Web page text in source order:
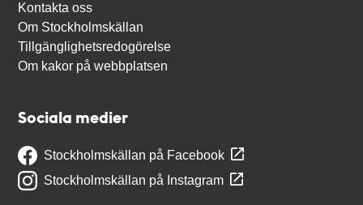
Kontakta oss
Om Stockholmskällan
Tillgänglighetsredogörelse
Om kakor på webbplatsen
Sociala medier
Stockholmskällan på Facebook
Stockholmskällan på Instagram